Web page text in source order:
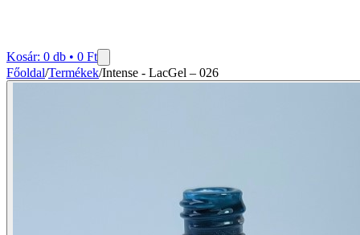
Kosár: 0 db • 0 Ft
Főoldal/Termékek/Intense - LacGel – 026